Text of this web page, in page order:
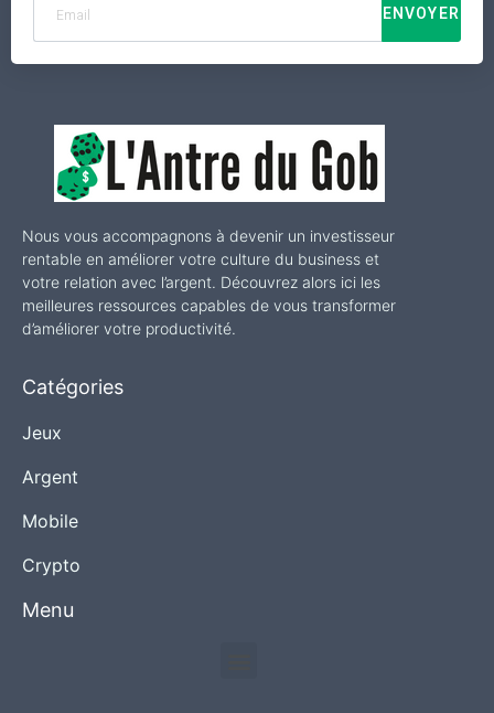
ENVOYER
Nous vous accompagnons à devenir un investisseur
rentable en améliorer votre culture du business et
votre relation avec l’argent. Découvrez alors ici les
meilleures ressources capables de vous transformer
d’améliorer votre productivité.
Catégories
Jeux
Argent
Mobile
Crypto
Menu